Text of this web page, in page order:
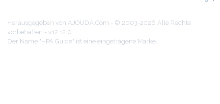
Herausgegeben von AJOUDA.Com - © 2003-2026 Alle Rechte
vorbehalten - v12.12.0
Der Name "HPA Guide" ist eine eingetragene Marke.